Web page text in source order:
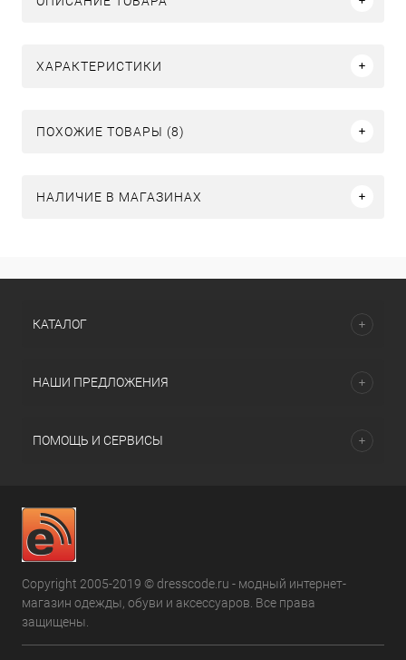
ХАРАКТЕРИСТИКИ
ПОХОЖИЕ ТОВАРЫ (8)
НАЛИЧИЕ В МАГАЗИНАХ
КАТАЛОГ
НАШИ ПРЕДЛОЖЕНИЯ
ПОМОЩЬ И СЕРВИСЫ
Copyright 2005-2019 © dresscode.ru - модный интернет-
магазин одежды, обуви и аксессуаров. Все права
защищены.